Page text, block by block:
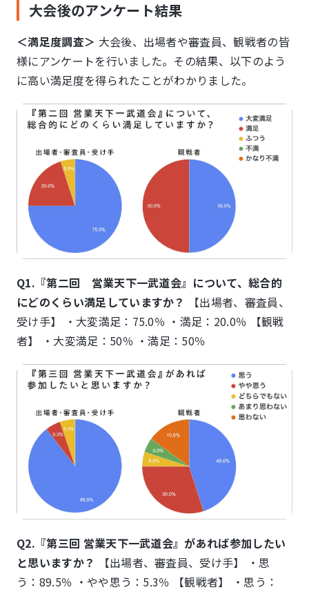
大会後のアンケート結果
＜満足度調査＞ 大会後、出場者や審査員、観戦者の皆
様にアンケートを行いました。その結果、以下のよう
に高い満足度を得られたことがわかりました。
Q1.『第二回 営業天下一武道会』について、総合的
にどのくらい満足していますか？
【出場者、審査員、
受け手】 ・大変満足：75.0％ ・満足：20.0％ 【観戦
者】 ・大変満足：50％ ・満足：50％
Q2.『第三回 営業天下一武道会』があれば参加したい
と思いますか？
【出場者、審査員、受け手】 ・思
う：89.5％ ・やや思う：5.3％ 【観戦者】 ・思う：